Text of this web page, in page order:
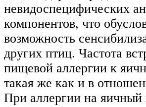
невидоспецифических
компонентов, что
возможность
других птиц. Частота
пищевой аллергии к
такая же как и в
При аллергии на яичный